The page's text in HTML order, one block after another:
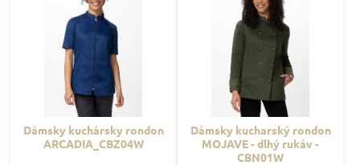
Dámsky kuchársky rondon
ARCADIA_CBZ04W
Dámsky kucharský rondon
MOJAVE - dlhý rukáv -
CBN01W